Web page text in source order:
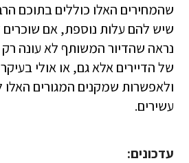
שהמחירים האלו כוללים בתוכם
שיש להם עלות נוספת, אם
נראה שהדיור המשותף לא עונה רק
של הדיירים אלא גם, או אולי
ולאפשרות שמקנים המגורים האלו
עשירים.
עדכונים: